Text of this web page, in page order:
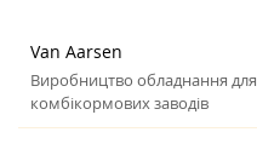
Van Aarsen
Виробництво обладнання для
комбікормових заводів